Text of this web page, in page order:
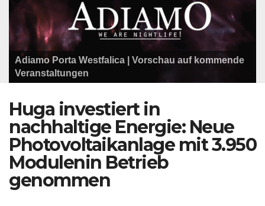
Programm der Komödie am Klosterplatz.
Litfaßsäule Überregional
Adiamo Porta Westfalica | Vorschau auf kommende
Veranstaltungen
Litfaßsäule Überregional
Litfaßsäule Überregional
Huga investiert in
nachhaltige Energie: Neue
Photovoltaikanlage mit 3.950
Modulenin Betrieb
genommen